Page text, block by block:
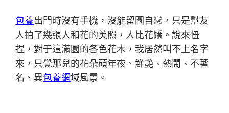
包養出門時沒有手機，沒能留圖自戀，只是幫友
人拍了幾張人和花的美照，人比花嬌。說來忸
捏，對于這滿園的各色花木，我居然叫不上名字
來，只覺那兒的花朵碩年夜、鮮艷、熱鬧、不著
名、異包養網域風景。